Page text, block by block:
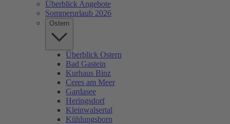
Überblick Angebote
Sommerurlaub 2026
Ostern
Überblick Ostern
Bad Gastein
Kurhaus Binz
Ceres am Meer
Gardasee
Heringsdorf
Kleinwalsertal
Kühlungsborn